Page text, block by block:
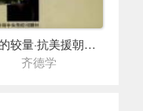
巨人的较量·抗美援朝高层决策
齐德学